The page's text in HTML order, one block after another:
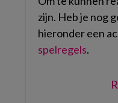
zijn. Heb je nog
hieronder een
spelregels.